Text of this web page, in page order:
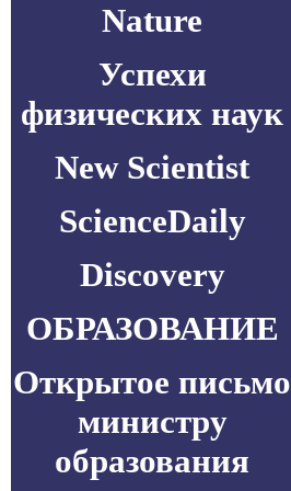
Nature
Успехи
физических наук
New Scientist
ScienceDaily
Discovery
ОБРАЗОВАНИЕ
Открытое письмо
министру
образования